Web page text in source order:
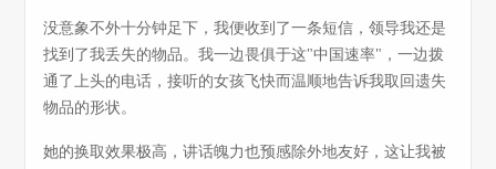
没意象不外十分钟足下，我便收到了一条短信，领导我还是
找到了我丢失的物品。我一边畏俱于这"中国速率"，一边拨
通了上头的电话，接听的女孩飞快而温顺地告诉我取回遗失
物品的形状。
她的换取效果极高，讲话魄力也预感除外地友好，这让我被